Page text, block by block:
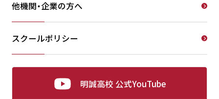
他機関・企業の方へ
スクールポリシー
明誠高校 公式YouTube